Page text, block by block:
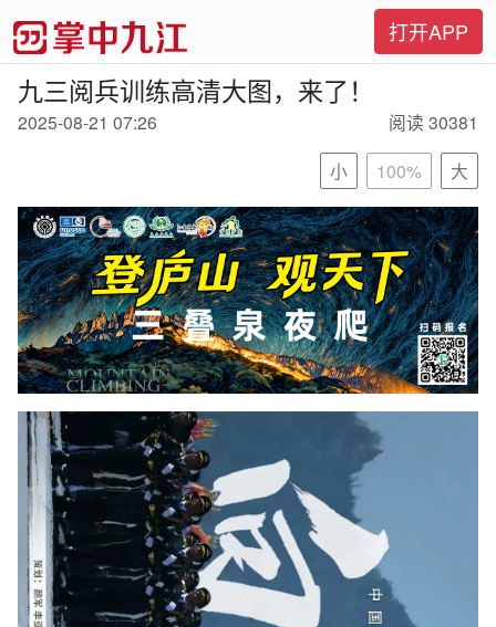
打开APP
九三阅兵训练高清大图，来了！
2025-08-21 07:26
阅读 30381
小
100% 大